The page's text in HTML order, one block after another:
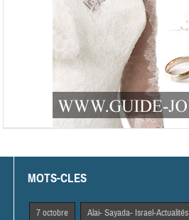
MOTS-CLES
7 octobre Alai- Sayada- Israel-Actualités